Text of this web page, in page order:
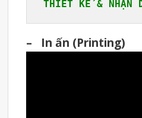
THIẾT KẾ & NHẬN
– In ấn (Printing)